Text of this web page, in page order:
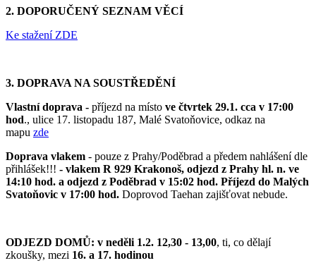
2. DOPORUČENÝ SEZNAM VĚCÍ
Ke stažení ZDE
3. DOPRAVA NA SOUSTŘEDĚNÍ
Vlastní doprava - příjezd na místo ve čtvrtek 29.1. cca v 17:00
hod., ulice 17. listopadu 187, Malé Svatoňovice, odkaz na
mapu zde
Doprava vlakem - pouze z Prahy/Poděbrad a předem nahlášení dle
přihlášek!!! - vlakem R 929 Krakonoš, odjezd z Prahy hl. n. ve
14:10 hod. a odjezd z Poděbrad v 15:02 hod. Příjezd do Malých
Svatoňovic v 17:00 hod. Doprovod Taehan zajišťovat nebude.
ODJEZD DOMŮ: v neděli 1.2. 12,30 - 13,00, ti, co dělají
zkoušky, mezi 16. a 17. hodinou